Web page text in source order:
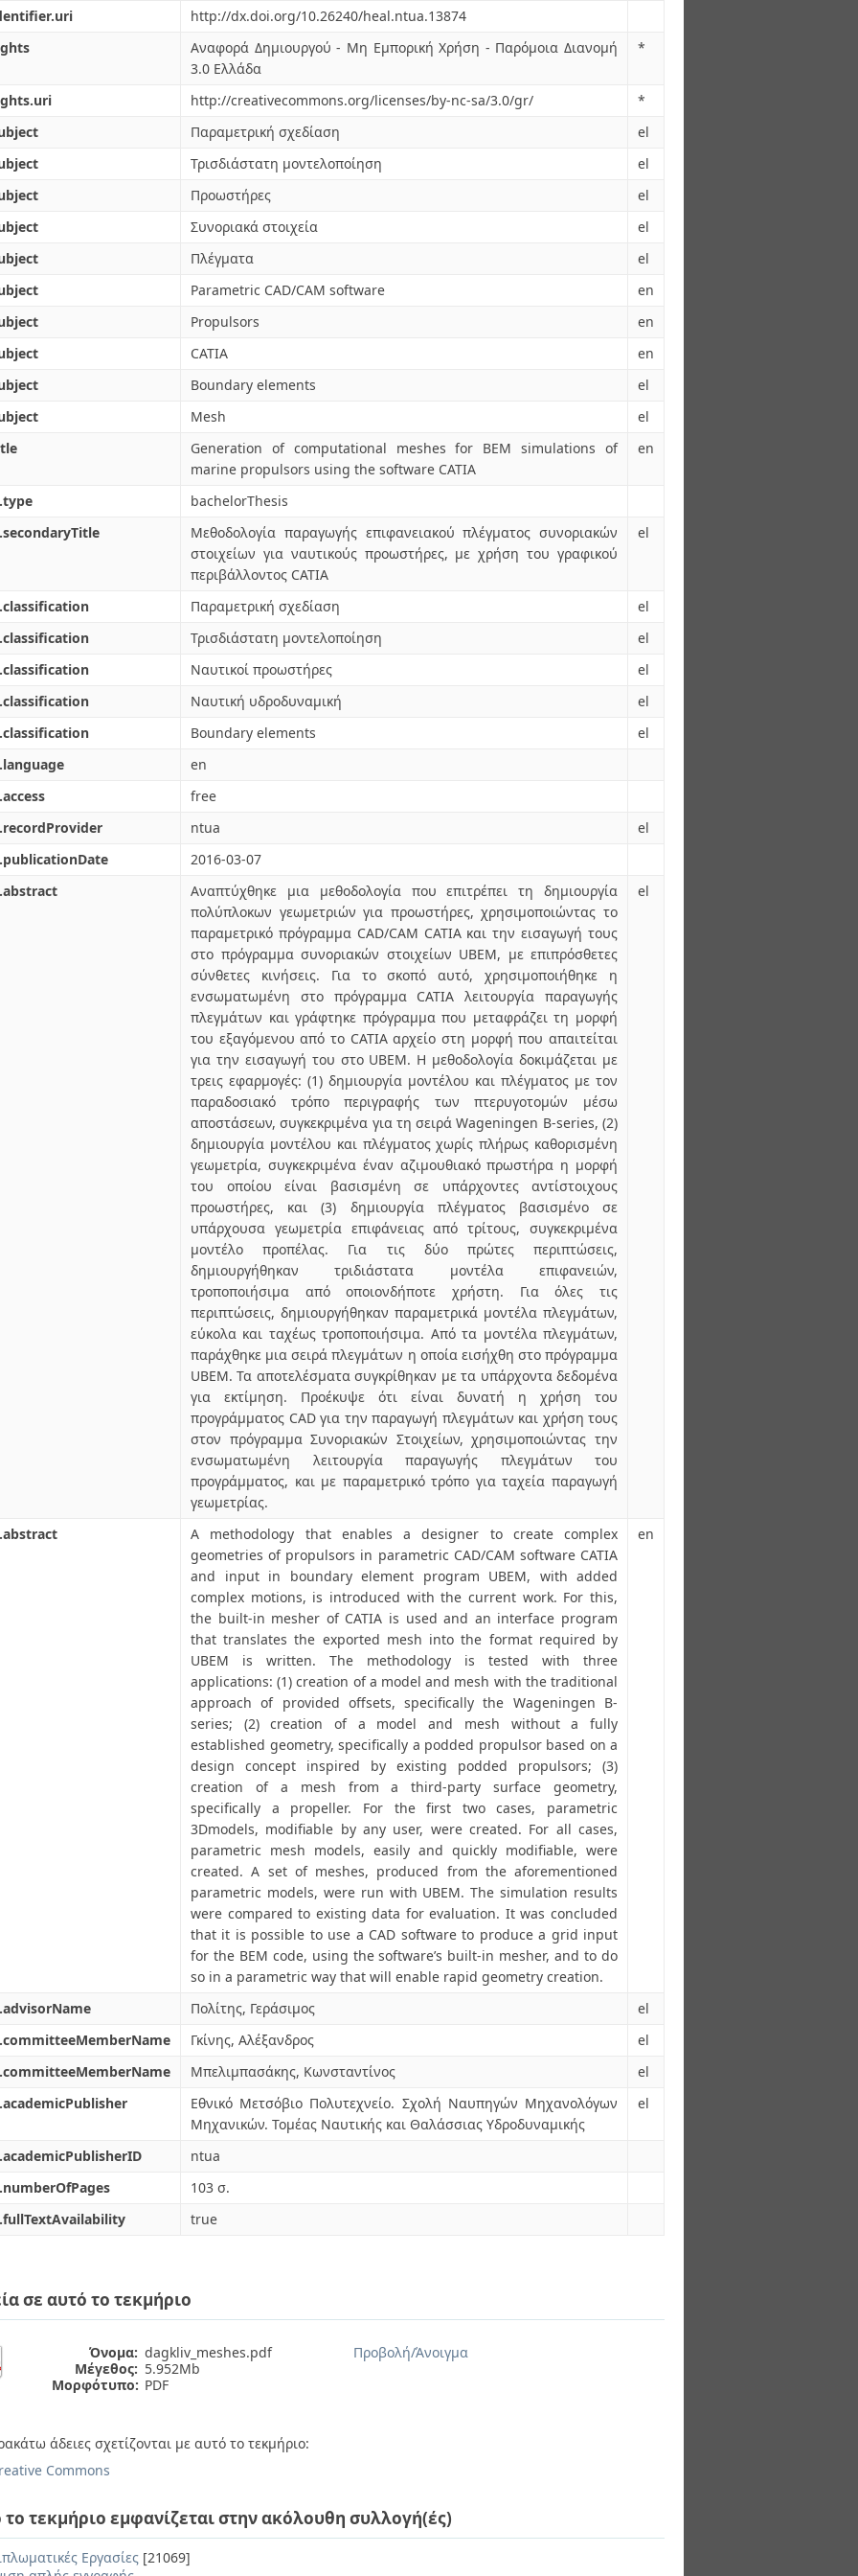
http://dx.doi.org/10.26240/heal.ntua.13874
Αναφορά Δημιουργού - Μη Εμπορική Χρήση - Παρόμοια Διανομή
3.0 Ελλάδα
*
http://creativecommons.org/licenses/by-nc-sa/3.0/gr/
*
Παραμετρική σχεδίαση
el
Τρισδιάστατη μοντελοποίηση
el
Προωστήρες
el
Συνοριακά στοιχεία
el
Πλέγματα
el
Parametric CAD/CAM software
en
Propulsors
en
CATIA
en
Boundary elements
el
Mesh
el
Generation of computational meshes for BEM simulations of
marine propulsors using the software CATIA
en
bachelorThesis
Μεθοδολογία παραγωγής επιφανειακού πλέγματος συνοριακών
στοιχείων για ναυτικούς προωστήρες, με χρήση του γραφικού
περιβάλλοντος CATIA
el
Παραμετρική σχεδίαση
el
Τρισδιάστατη μοντελοποίηση
el
Ναυτικοί προωστήρες
el
Ναυτική υδροδυναμική
el
Boundary elements
el
en
free
ntua
el
2016-03-07
Αναπτύχθηκε μια μεθοδολογία που επιτρέπει τη δημιουργία
πολύπλοκων γεωμετριών για προωστήρες, χρησιμοποιώντας το
παραμετρικό πρόγραμμα CAD/CAM CATIA και την εισαγωγή τους
στο πρόγραμμα συνοριακών στοιχείων UBEM, με επιπρόσθετες
σύνθετες κινήσεις. Για το σκοπό αυτό, χρησιμοποιήθηκε η
ενσωματωμένη στο πρόγραμμα CATIA λειτουργία παραγωγής
πλεγμάτων και γράφτηκε πρόγραμμα που μεταφράζει τη μορφή
του εξαγόμενου από το CATIA αρχείο στη μορφή που απαιτείται
για την εισαγωγή του στο UBEM. Η μεθοδολογία δοκιμάζεται με
τρεις εφαρμογές: (1) δημιουργία μοντέλου και πλέγματος με τον
παραδοσιακό τρόπο περιγραφής των πτερυγοτομών μέσω
αποστάσεων, συγκεκριμένα για τη σειρά Wageningen B-series, (2)
δημιουργία μοντέλου και πλέγματος χωρίς πλήρως καθορισμένη
γεωμετρία, συγκεκριμένα έναν αζιμουθιακό πρωστήρα η μορφή
του οποίου είναι βασισμένη σε υπάρχοντες αντίστοιχους
προωστήρες, και (3) δημιουργία πλέγματος βασισμένο σε
υπάρχουσα γεωμετρία επιφάνειας από τρίτους, συγκεκριμένα
μοντέλο προπέλας. Για τις δύο πρώτες περιπτώσεις,
δημιουργήθηκαν τριδιάστατα μοντέλα επιφανειών,
τροποποιήσιμα από οποιονδήποτε χρήστη. Για όλες τις
περιπτώσεις, δημιουργήθηκαν παραμετρικά μοντέλα πλεγμάτων,
εύκολα και ταχέως τροποποιήσιμα. Από τα μοντέλα πλεγμάτων,
παράχθηκε μια σειρά πλεγμάτων η οποία εισήχθη στο πρόγραμμα
UBEM. Τα αποτελέσματα συγκρίθηκαν με τα υπάρχοντα δεδομένα
για εκτίμηση. Προέκυψε ότι είναι δυνατή η χρήση του
προγράμματος CAD για την παραγωγή πλεγμάτων και χρήση τους
στον πρόγραμμα Συνοριακών Στοιχείων, χρησιμοποιώντας την
ενσωματωμένη λειτουργία παραγωγής πλεγμάτων του
προγράμματος, και με παραμετρικό τρόπο για ταχεία παραγωγή
γεωμετρίας.
el
A methodology that enables a designer to create complex
geometries of propulsors in parametric CAD/CAM software CATIA
and input in boundary element program UBEM, with added
complex motions, is introduced with the current work. For this,
the built-in mesher of CATIA is used and an interface program
that translates the exported mesh into the format required by
UBEM is written. The methodology is tested with three
applications: (1) creation of a model and mesh with the traditional
approach of provided offsets, specifically the Wageningen B-
series; (2) creation of a model and mesh without a fully
established geometry, specifically a podded propulsor based on a
design concept inspired by existing podded propulsors; (3)
creation of a mesh from a third-party surface geometry,
specifically a propeller. For the first two cases, parametric
3Dmodels, modifiable by any user, were created. For all cases,
parametric mesh models, easily and quickly modifiable, were
created. A set of meshes, produced from the aforementioned
parametric models, were run with UBEM. The simulation results
were compared to existing data for evaluation. It was concluded
that it is possible to use a CAD software to produce a grid input
for the BEM code, using the software’s built-in mesher, and to do
so in a parametric way that will enable rapid geometry creation.
en
Πολίτης, Γεράσιμος
el
Γκίνης, Αλέξανδρος
el
Μπελιμπασάκης, Κωνσταντίνος
el
Εθνικό Μετσόβιο Πολυτεχνείο. Σχολή Ναυπηγών Μηχανολόγων
Μηχανικών. Τομέας Ναυτικής και Θαλάσσιας Υδροδυναμικής
el
ntua
103 σ.
true
σε αυτό το τεκμήριο
Όνομα: dagkliv_meshes.pdf
Μέγεθος: 5.952Mb
Μορφότυπο: PDF
Προβολή/Άνοιγμα
άδειες σχετίζονται με αυτό το τεκμήριο:
Commons
το τεκμήριο εμφανίζεται στην ακόλουθη συλλογή(ές)
Εργασίες [21069]